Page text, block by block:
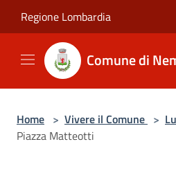
Regione Lombardia
Comune di
Home > Vivere il Comune >
Piazza Matteotti